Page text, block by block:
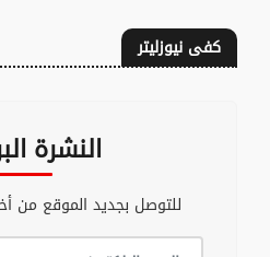
كفى نيوزليتر
النشرة
للتوصل بجديد الموقع من